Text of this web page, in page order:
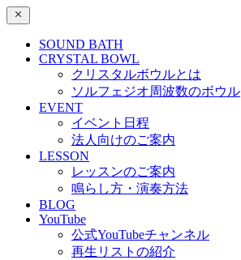
SOUND BATH
CRYSTAL BOWL
クリスタルボウルとは
ソルフェジオ周波数のボウル
EVENT
イベント日程
法人向けのご案内
LESSON
レッスンのご案内
鳴らし方・演奏方法
BLOG
YouTube
公式YouTubeチャンネル
再生リストの紹介